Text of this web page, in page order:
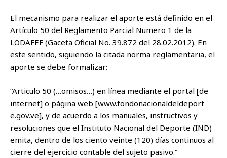
El mecanismo para realizar el aporte está definido en el
Artículo 50 del Reglamento Parcial Numero 1 de la
LODAFEF (Gaceta Oficial No. 39.872 del 28.02.2012). En
este sentido, siguiendo la citada norma reglamentaria, el
aporte se debe formalizar:
“Articulo 50 (…omisos…) en línea mediante el portal [de
internet] o página web [www.fondonacionaldeldeport
e.gov.ve], y de acuerdo a los manuales, instructivos y
resoluciones que el Instituto Nacional del Deporte (IND)
emita, dentro de los ciento veinte (120) días continuos al
cierre del ejercicio contable del sujeto pasivo.”